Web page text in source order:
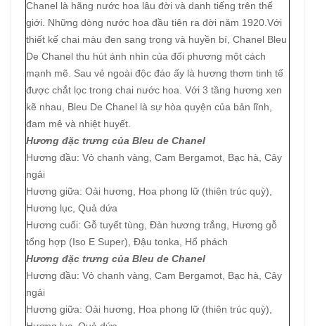
Chanel là hãng nước hoa lâu đời và danh tiếng trên thế
giới. Những dòng nước hoa đầu tiên ra đời năm 1920.Với
thiết kế chai màu đen sang trọng và huyền bí, Chanel Bleu
De Chanel thu hút ánh nhìn của đối phương một cách
mạnh mẽ. Sau vẻ ngoài độc đáo ấy là hương thơm tinh tế
được chắt lọc trong chai nước hoa. Với 3 tầng hương xen
kẽ nhau, Bleu De Chanel là sự hòa quyện của bản lĩnh,
đam mê và nhiệt huyết.
Hương đặc trưng của Bleu de Chanel
Hương đầu: Vỏ chanh vàng, Cam Bergamot, Bạc hà, Cây
ngải
Hương giữa: Oải hương, Hoa phong lữ (thiên trúc quỳ),
Hương lục, Quả dứa
Hương cuối: Gỗ tuyết tùng, Đàn hương trắng, Hương gỗ
tổng hợp (Iso E Super), Đậu tonka, Hổ phách
Hương đặc trưng của Bleu de Chanel
Hương đầu: Vỏ chanh vàng, Cam Bergamot, Bạc hà, Cây
ngải
Hương giữa: Oải hương, Hoa phong lữ (thiên trúc quỳ),